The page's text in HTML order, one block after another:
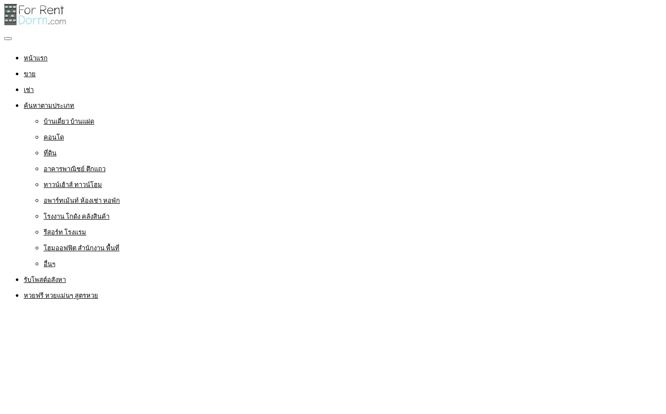
หน้าแรก
ขาย
เช่า
ค้นหาตามประเภท
บ้านเดี่ยว บ้านแฝด
คอนโด
ที่ดิน
อาคารพาณิชย์ ตึกแถว
ทาวน์เฮ้าส์ ทาวน์โฮม
อพาร์ทเม้นท์ ห้องเช่า หอพัก
โรงงาน โกดัง คลังสินค้า
รีสอร์ท โรงแรม
โฮมออฟฟิต สำนักงาน พื้นที่
อื่นๆ
รับโพสต์อสังหา
หวยฟรี หวยแม่นๆ สูตรหวย